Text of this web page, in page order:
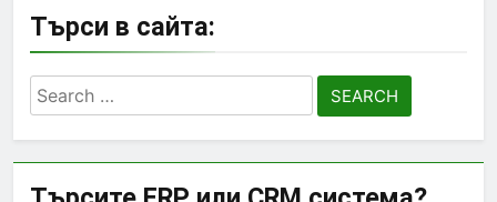
Търси в сайта:
Search
for: